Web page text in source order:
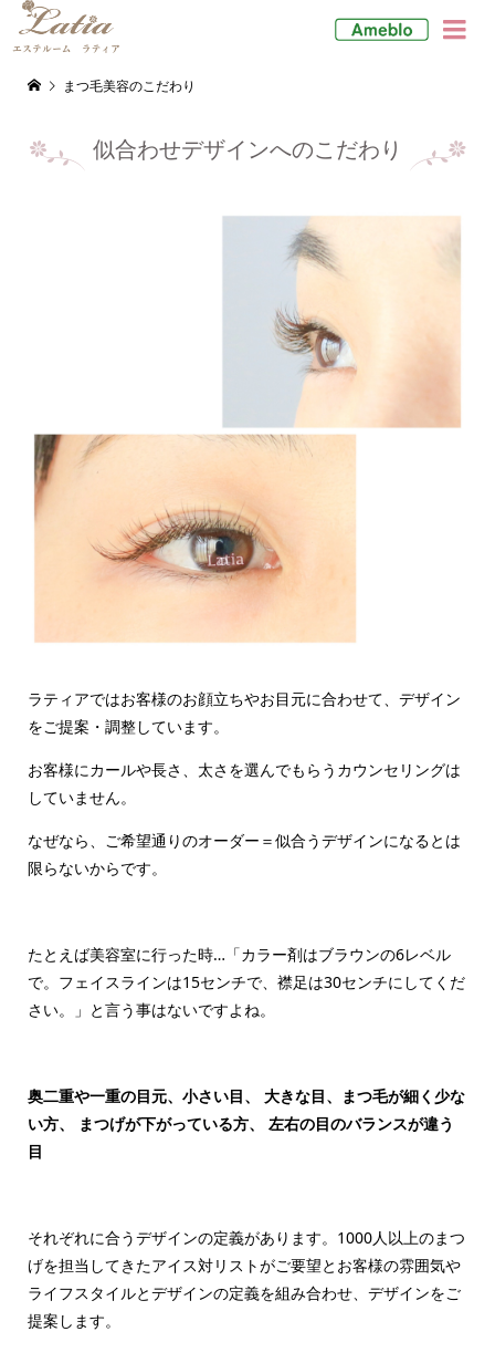

まつ毛美容のこだわり
似合わせデザインへのこだわり
ラティアではお客様のお顔立ちやお目元に合わせて、デザイン
をご提案・調整しています。
お客様にカールや長さ、太さを選んでもらうカウンセリングは
していません。
なぜなら、ご希望通りのオーダー＝似合うデザインになるとは
限らないからです。
たとえば美容室に行った時…「カラー剤はブラウンの6レベル
で。フェイスラインは15センチで、襟足は30センチにしてくだ
さい。」と言う事はないですよね。
奥二重や一重の目元、小さい目、 大きな目、まつ毛が細く少な
い方、 まつげが下がっている方、 左右の目のバランスが違う
目
それぞれに合うデザインの定義があります。1000人以上のまつ
げを担当してきたアイス対リストがご要望とお客様の雰囲気や
ライフスタイルとデザインの定義を組み合わせ、デザインをご
提案します。